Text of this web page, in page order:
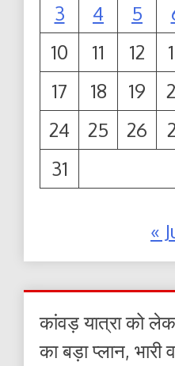
3
4 5
10
11 12
17
18 19
24
25 26
31
«
कांवड़ यात्रा को
का बड़ा प्लान,